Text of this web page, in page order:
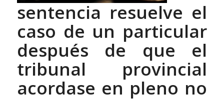
sentencia resuelve el
caso de un particular
después de que el
tribunal provincial
acordase en pleno no